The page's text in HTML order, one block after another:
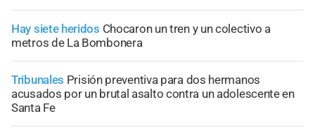
Hay siete heridos Chocaron un tren y un colectivo a
metros de La Bombonera
Tribunales Prisión preventiva para dos hermanos
acusados por un brutal asalto contra un adolescente en
Santa Fe